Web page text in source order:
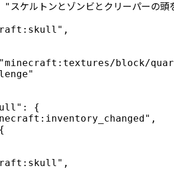
ルトンとゾンビとクリーパーの頭
block/
{